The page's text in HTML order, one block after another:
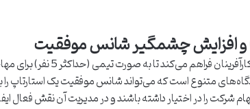
برنامه ویزای استارتاپ کانادا امکان فوق‌العاده‌ای را
متنوع است که می‌تواند شانس موفقیت یک استارتاپ
هر یک از اعضای تیم باید حداقل 10% از سهام شرکت را در اختیار داشته باشند و در مدیریت آن